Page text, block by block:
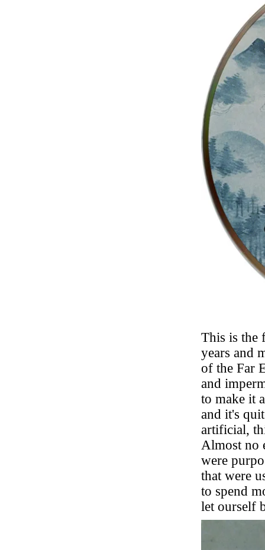
This is the
years and
of the Far
and
to make it
and it's
artificial,
Almost no
were
that were
to spend
let ourself